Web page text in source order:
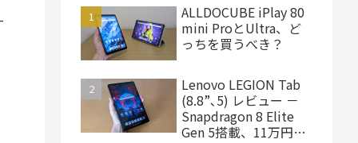
ALLDOCUBE iPlay 80
mini ProとUltra、ど
っちを買うべき？
Lenovo LEGION Tab
(8.8”､5) レビュー －
Snapdragon 8 Elite
Gen 5搭載、11万円台